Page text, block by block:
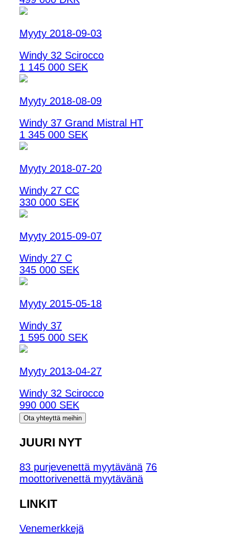
Myyty 2018-09-03
Windy 32 Scirocco
1 145 000 SEK
Myyty 2018-08-09
Windy 37 Grand Mistral HT
1 345 000 SEK
Myyty 2018-07-20
Windy 27 CC
330 000 SEK
Myyty 2015-09-07
Windy 27 C
345 000 SEK
Myyty 2015-05-18
Windy 37
1 595 000 SEK
Myyty 2013-04-27
Windy 32 Scirocco
990 000 SEK
Ota yhteyttä meihin
JUURI NYT
83 purjevenettä myytävänä 76
moottorivenettä myytävänä
LINKIT
Venemerkkejä